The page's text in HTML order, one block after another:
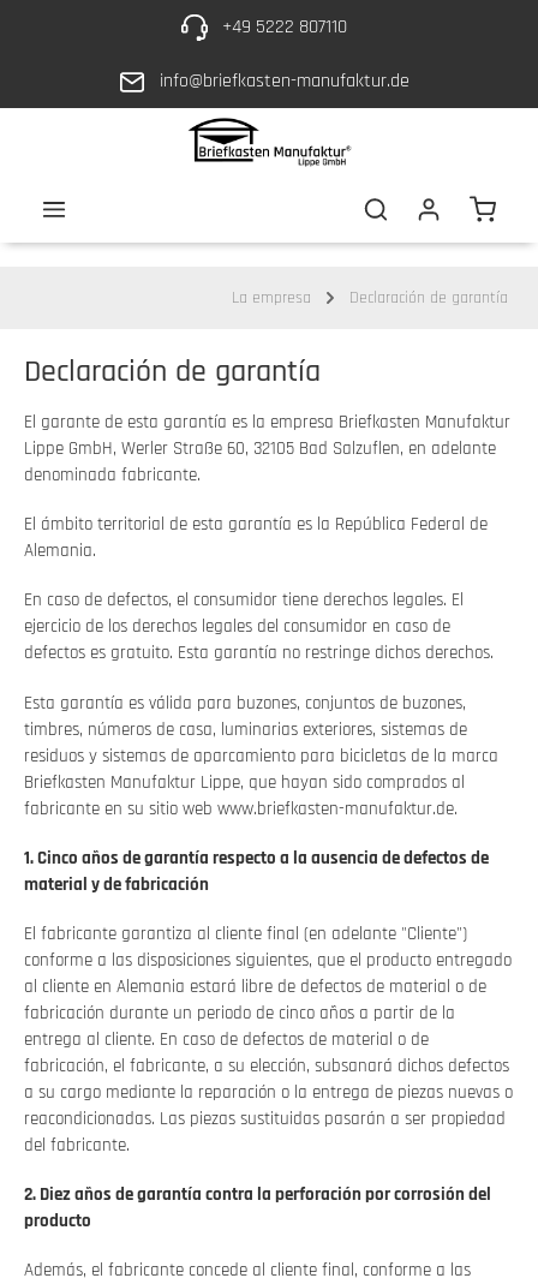
+49 5222 807110
info@briefkasten-manufaktur.de
El
La empresa Declaración de garantía
Declaración de garantía
El garante de esta garantía es la empresa Briefkasten Manufaktur
Lippe GmbH, Werler Straße 60, 32105 Bad Salzuflen, en adelante
denominada fabricante.
El ámbito territorial de esta garantía es la República Federal de
Alemania.
En caso de defectos, el consumidor tiene derechos legales. El
ejercicio de los derechos legales del consumidor en caso de
defectos es gratuito. Esta garantía no restringe dichos derechos.
Esta garantía es válida para buzones, conjuntos de buzones,
timbres, números de casa, luminarias exteriores, sistemas de
residuos y sistemas de aparcamiento para bicicletas de la marca
Briefkasten Manufaktur Lippe, que hayan sido comprados al
fabricante en su sitio web www.briefkasten-manufaktur.de.
1. Cinco años de garantía respecto a la ausencia de defectos de
material y de fabricación
El fabricante garantiza al cliente final (en adelante "Cliente")
conforme a las disposiciones siguientes, que el producto entregado
al cliente en Alemania estará libre de defectos de material o de
fabricación durante un periodo de cinco años a partir de la
entrega al cliente. En caso de defectos de material o de
fabricación, el fabricante, a su elección, subsanará dichos defectos
a su cargo mediante la reparación o la entrega de piezas nuevas o
reacondicionadas. Las piezas sustituidas pasarán a ser propiedad
del fabricante.
2. Diez años de garantía contra la perforación por corrosión del
producto
Además, el fabricante concede al cliente final, conforme a las